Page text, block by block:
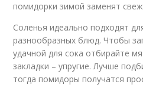
помидорки зимой заменят
Соленья идеально подходят
разнообразных блюд. Чтобы
удачной для сока отбирайте
закладки – упругие. Лучше
тогда помидоры получатся